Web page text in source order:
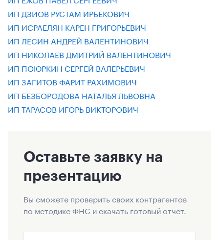
ИП ДЗИОВ РУСТАМ ИРБЕКОВИЧ
ИП ИСРАЕЛЯН КАРЕН ГРИГОРЬЕВИЧ
ИП ЛЕСИН АНДРЕЙ ВАЛЕНТИНОВИЧ
ИП НИКОЛАЕВ ДМИТРИЙ ВАЛЕНТИНОВИЧ
ИП ПОЮРКИН СЕРГЕЙ ВАЛЕРЬЕВИЧ
ИП ЗАГИТОВ ФАРИТ РАХИМОВИЧ
ИП БЕЗБОРОДОВА НАТАЛЬЯ ЛЬВОВНА
ИП ТАРАСОВ ИГОРЬ ВИКТОРОВИЧ
Оставьте заявку на
презентацию
Вы сможете проверить своих контрагентов
по методике ФНС и скачать готовый отчет.